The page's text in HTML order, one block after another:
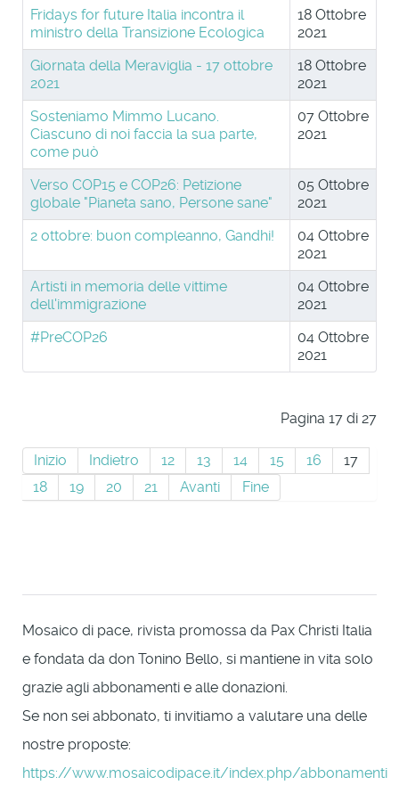
Fridays for future Italia incontra il
ministro della Transizione Ecologica
18 Ottobre
2021
Giornata della Meraviglia - 17 ottobre
2021
18 Ottobre
2021
Sosteniamo Mimmo Lucano.
Ciascuno di noi faccia la sua parte,
come può
07 Ottobre
2021
Verso COP15 e COP26: Petizione
globale "Pianeta sano, Persone sane"
05 Ottobre
2021
2 ottobre: buon compleanno, Gandhi!
04 Ottobre
2021
Artisti in memoria delle vittime
dell'immigrazione
04 Ottobre
2021
#PreCOP26
04 Ottobre
2021
Pagina 17 di 27
Inizio Indietro 12 13 14 15 16
17
18
19 20 21 Avanti Fine
Mosaico di pace, rivista promossa da Pax Christi Italia
e fondata da don Tonino Bello, si mantiene in vita solo
grazie agli abbonamenti e alle donazioni.
Se non sei abbonato, ti invitiamo a valutare una delle
nostre proposte:
https://www.mosaicodipace.it/index.php/abbonamenti